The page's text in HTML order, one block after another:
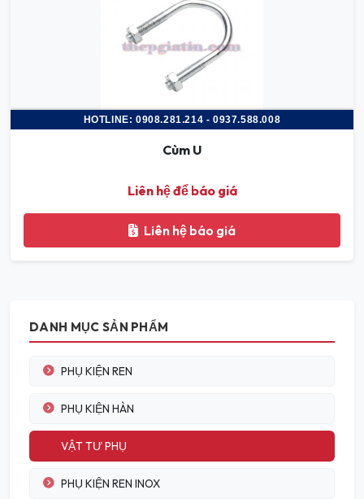
HOTLINE: 0908.281.214 - 0937.588.008
Cùm U
Liên hệ để báo giá
Liên hệ báo giá
DANH MỤC SẢN PHẨM
PHỤ KIỆN REN
PHỤ KIỆN HÀN
VẬT TƯ PHỤ
PHỤ KIỆN REN INOX